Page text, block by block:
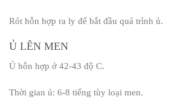
Rót hỗn hợp ra ly để bắt đầu quá trình ủ.
Ủ LÊN MEN
Ủ hỗn hợp ở 42-43 độ C.
Thời gian ủ: 6-8 tiếng tùy loại men.